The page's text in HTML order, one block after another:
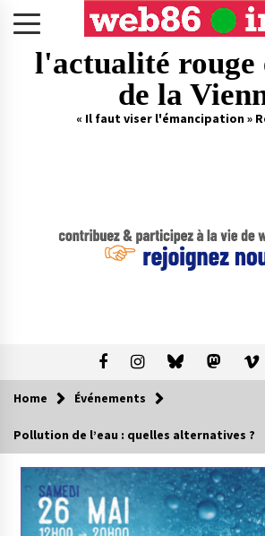
l'actualité rouge
de la
« Il faut viser l'émancipation »
Home Événements
Pollution de l’eau : quelles alternatives ?